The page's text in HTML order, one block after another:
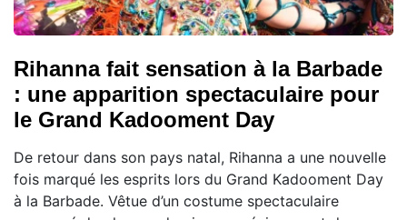
Rihanna fait sensation à la Barbade
: une apparition spectaculaire pour
le Grand Kadooment Day
De retour dans son pays natal, Rihanna a une nouvelle
fois marqué les esprits lors du Grand Kadooment Day
à la Barbade. Vêtue d’un costume spectaculaire